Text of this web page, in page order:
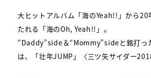
大ヒットアルバム「海のYeah!!」から20
たれる「海のOh, Yeah!!」。
“Daddy”side＆“Mommy”sideと銘打っ
は、「壮年JUMP」〈三ツ矢サイダー